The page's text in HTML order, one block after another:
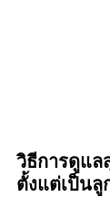
วิธีการดูแล
ตั้งแต่เป็นลู